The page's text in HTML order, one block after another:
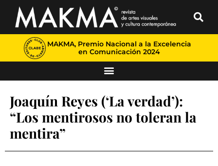
MAKMA, Premio Nacional a la Excelencia
en Comunicación 2024
Joaquín Reyes (‘La verdad’):
“Los mentirosos no toleran la
mentira”